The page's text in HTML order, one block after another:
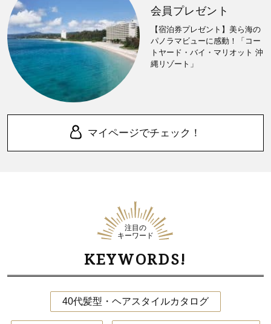
会員プレゼント
【宿泊券プレゼント】美ら海の
パノラマビューに感動！「コー
トヤード・バイ・マリオット 沖
縄リゾート」
マイページでチェック！
注目の
キーワード
KEYWORDS!
40代髪型・ヘアスタイルカタログ